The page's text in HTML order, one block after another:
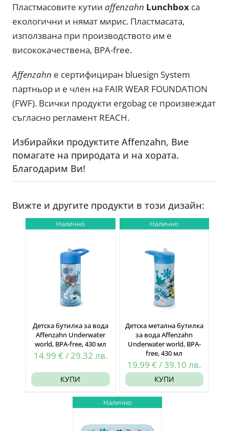
Пластмасовите кутииaffenzahn Lunchbox са
екологични и нямат мирис. Пластмасата,
използвана при производството им е
висококачествена, BPA-free.
Affenzahn е сертифициран bluesign System
партньор и е член на FAIR WEAR FOUNDATION
(FWF). Всички продукти ergobag се произвеждат
съгласно регламент REACH.
Избирайки продуктите Affenzahn, Вие
помагате на природата и на хората.
Благодарим Ви!
Вижте и другите продукти в този дизайн:
Налично
Детска бутилка за вода
Affenzahn Underwater
world, BPA-free, 430 мл
14.99 € /29.32 лв.
КУПИ
Налично
Детска метална бутилка
за вода Affenzahn
Underwater world, BPA-
free, 430 мл
19.99€ /39.10лв.
КУПИ
Налично